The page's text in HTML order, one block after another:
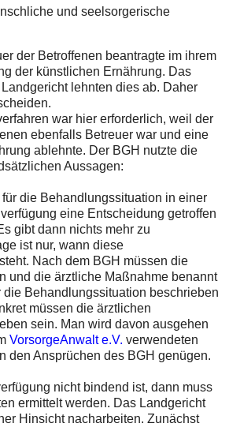
und seelsorgerische
der Betroffenen beantragte im ihrem
der künstlichen Ernährung. Das
lehnten dies ab. Daher
war hier erforderlich, weil der
ebenfalls Betreuer war und eine
ablehnte. Der BGH nutzte die
Aussagen:
die Behandlungssituation in einer
eine Entscheidung getroffen
gibt dann nichts mehr zu
ist nur, wann diese
Nach dem BGH müssen die
und die ärztliche Maßnahme benannt
die Behandlungssituation beschrieben
müssen die ärztlichen
sein. Man wird davon ausgehen
VorsorgeAnwalt e.V. verwendeten
den Ansprüchen des BGH genügen.
nicht bindend ist, dann muss
ermittelt werden. Das Landgericht
Hinsicht nacharbeiten. Zunächst